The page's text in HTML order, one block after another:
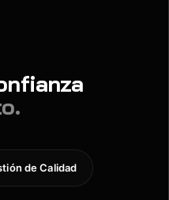
de Calidad